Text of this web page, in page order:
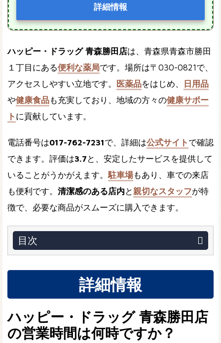
詳細情報
ハッピー・ドラッグ 青森勝田店は、青森県青森市勝田
１丁目にある便利な薬局です。場所は〒030-0821で、
アクセスしやすい立地です。
医薬品をはじめ、
日用品
や健康食品も充実しており、地域の方々の健康サポー
ト に貢献しています。
電話番号は017-762-7231で、詳細は公式サイト で確認
できます。評価は3.7 と、安定したサービスを提供して
いることがうかがえます。 駐車場もあり、車での来店
も便利です。 清潔感のある店内 と 親切なスタッフが特
徴で、必要な商品がスムーズに購入できます。
目次
詳細情報
ハッピー・ドラッグ 青森勝田店
の営業時間は何時ですか？